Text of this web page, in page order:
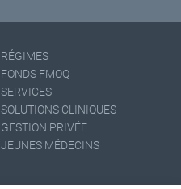
RÉGIMES
FONDS FMOQ
SERVICES
SOLUTIONS CLINIQUES
GESTION PRIVÉE
JEUNES MÉDECINS